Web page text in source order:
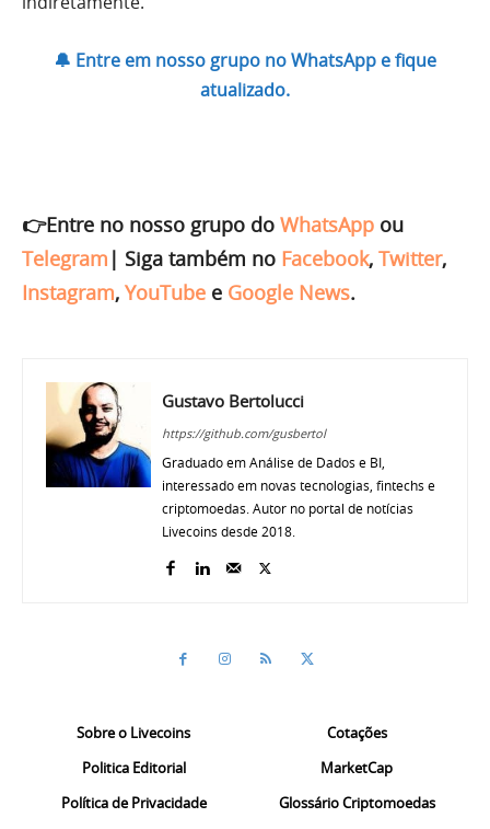
🔔 Entre em nosso grupo no WhatsApp e fique
atualizado.
👉Entre no nosso grupo do WhatsApp ou
Telegram | Siga também no Facebook, Twitter,
Instagram, YouTube e Google News.
Gustavo Bertolucci
https://github.com/gusbertol
Graduado em Análise de Dados e BI,
interessado em novas tecnologias, fintechs e
criptomoedas. Autor no portal de notícias
Livecoins desde 2018.
Sobre o Livecoins
Politica Editorial
Política de Privacidade
Cotações
MarketCap
Glossário Criptomoedas